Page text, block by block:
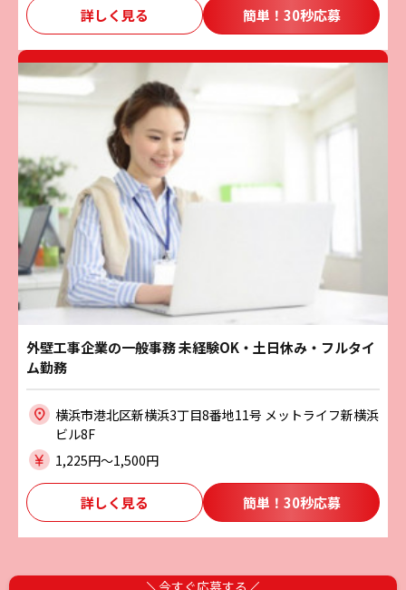
今すぐ応募する
詳しく見る 簡単！30秒応募
外壁工事企業の一般事務 未経験OK・土日休み・フルタイ
ム勤務
横浜市港北区新横浜3丁目8番地11号 メットライフ新横浜
ビル8F
1,225円〜1,500円
詳しく見る 簡単！30秒応募